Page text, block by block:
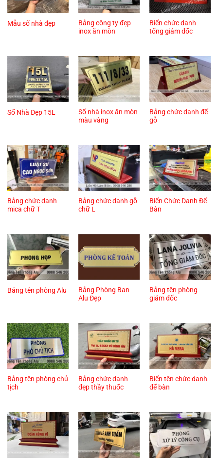
Mẫu số nhà đẹp
Bảng công ty đẹp
inox ăn mòn
Biển chức danh
tổng giám đốc
Số Nhà Đẹp 15L
Số nhà inox ăn mòn
màu vàng
Bảng chức danh đế
gỗ
Bảng chức danh
mica chữ T
Bảng chức danh gỗ
chữ L
Biển Chức Danh Để
Bàn
Bảng tên phòng Alu
Bảng Phòng Ban
Alu Đẹp
Bảng tên phòng
giám đốc
Bảng tên phòng chủ
tịch
Bảng chức danh
đẹp thầy thuốc
Biển tên chức danh
để bàn